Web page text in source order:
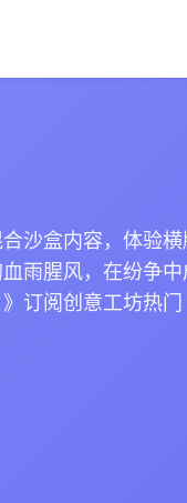
沙盒内容，体验横
雨腥风，在纷争
订阅创意工坊热门